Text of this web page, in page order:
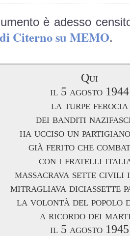
è adesso
Citerno su MEMO.
Qui
il 5 agosto 1944
la turpe ferocia
dei banditi
ha ucciso un
già ferito che
con i fratelli
massacrava sette civili
mitragliava diciassette
la volontà del popolo
a ricordo dei
il 5 agosto 1945